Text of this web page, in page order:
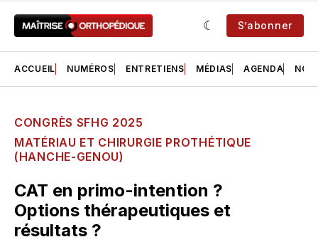
S’abonner
ACCUEIL NUMÉROS ENTRETIENS MÉDIAS AGENDA NOS
CONGRÈS SFHG 2025
MATÉRIAU ET CHIRURGIE PROTHÉTIQUE
(HANCHE-GENOU)
CAT en primo-intention ?
Options thérapeutiques et
résultats ?